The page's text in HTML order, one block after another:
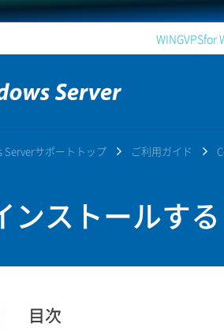
WINGVPSfor
サポートトップ ご利用ガイド
ンストールする
目次